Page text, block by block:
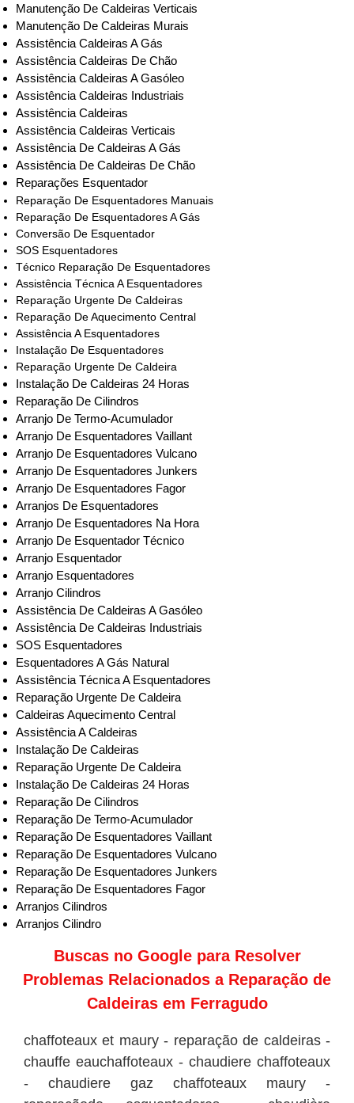
Manutenção De Caldeiras Verticais
Manutenção De Caldeiras Murais
Assistência Caldeiras A Gás
Assistência Caldeiras De Chão
Assistência Caldeiras A Gasóleo
Assistência Caldeiras Industriais
Assistência Caldeiras
Assistência Caldeiras Verticais
Assistência De Caldeiras A Gás
Assistência De Caldeiras De Chão
Reparações Esquentador
Reparação De Esquentadores Manuais
Reparação De Esquentadores A Gás
Conversão De Esquentador
SOS Esquentadores
Técnico Reparação De Esquentadores
Assistência Técnica A Esquentadores
Reparação Urgente De Caldeiras
Reparação De Aquecimento Central
Assistência A Esquentadores
Instalação De Esquentadores
Reparação Urgente De Caldeira
Instalação De Caldeiras 24 Horas
Reparação De Cilindros
Arranjo De Termo-Acumulador
Arranjo De Esquentadores Vaillant
Arranjo De Esquentadores Vulcano
Arranjo De Esquentadores Junkers
Arranjo De Esquentadores Fagor
Arranjos De Esquentadores
Arranjo De Esquentadores Na Hora
Arranjo De Esquentador Técnico
Arranjo Esquentador
Arranjo Esquentadores
Arranjo Cilindros
Assistência De Caldeiras A Gasóleo
Assistência De Caldeiras Industriais
SOS Esquentadores
Esquentadores A Gás Natural
Assistência Técnica A Esquentadores
Reparação Urgente De Caldeira
Caldeiras Aquecimento Central
Assistência A Caldeiras
Instalação De Caldeiras
Reparação Urgente De Caldeira
Instalação De Caldeiras 24 Horas
Reparação De Cilindros
Reparação De Termo-Acumulador
Reparação De Esquentadores Vaillant
Reparação De Esquentadores Vulcano
Reparação De Esquentadores Junkers
Reparação De Esquentadores Fagor
Arranjos Cilindros
Arranjos Cilindro
Buscas no Google para Resolver
Problemas Relacionados a Reparação de
Caldeiras em Ferragudo
chaffoteaux et maury - reparação de caldeiras -
chauffe eauchaffoteaux - chaudiere chaffoteaux
- chaudiere gaz chaffoteaux maury -